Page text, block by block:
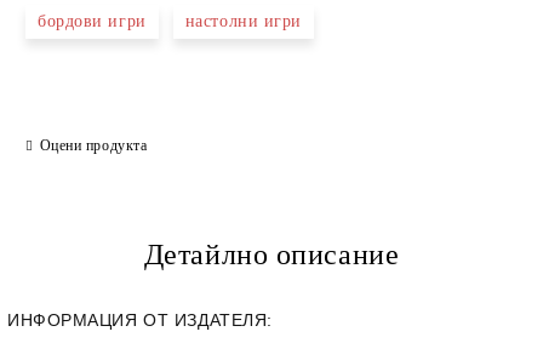
бордови игри настолни игри
Оцени продукта
Детайлно описание
ИНФОРМАЦИЯ ОТ ИЗДАТЕЛЯ: